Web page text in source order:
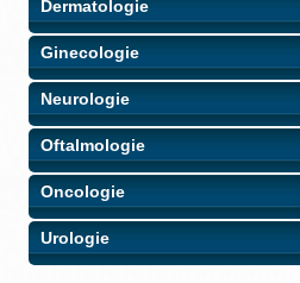
Dermatologie
Ginecologie
Neurologie
Oftalmologie
Oncologie
Urologie